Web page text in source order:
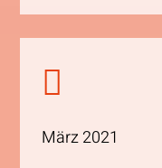

März 2021